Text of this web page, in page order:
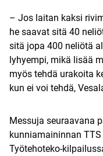
– Jos laitan kaksi
he saavat sitä 40
sitä jopa 400 neliötä
lyhyempi, mikä lisää
myös tehdä urakoita
kun ei voi tehdä,
Messuja seuraavana
kunniamaininnan
Työtehoteko-